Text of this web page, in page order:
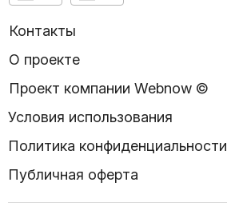
Контакты
О проекте
Проект компании Webnow ©
Условия использования
Политика конфиденциальности
Публичная оферта